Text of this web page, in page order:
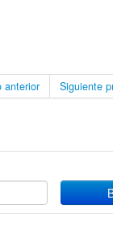
anterior Siguiente